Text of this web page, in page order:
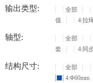
输出类型: 全部
值
4:拉
轴型: 全部
套
4:同
结构尺寸: 全部
4:Φ60mm